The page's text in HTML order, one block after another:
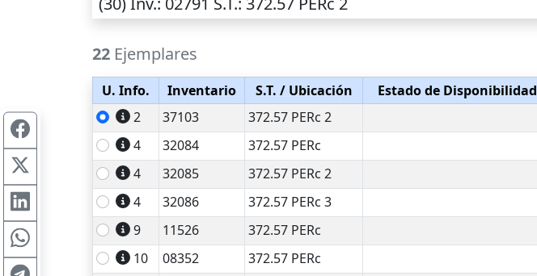
22 Ejemplares
U. Info. Inventario S.T. / Ubicación Estado de Disponibilidad
2
37103 372.57 PERc 2
4
32084 372.57 PERc
4
32085 372.57 PERc 2
4
32086 372.57 PERc 3
9
11526 372.57 PERc
10
08352 372.57 PERc